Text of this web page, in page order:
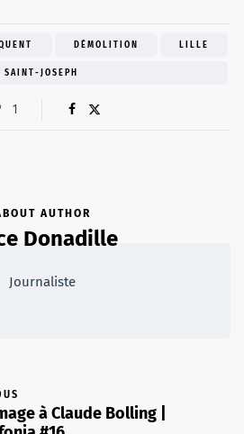
DÉMOLITION LILLE
SAINT-JOSEPH
1
AUTHOR
Donadille
Journaliste
à Claude Bolling |